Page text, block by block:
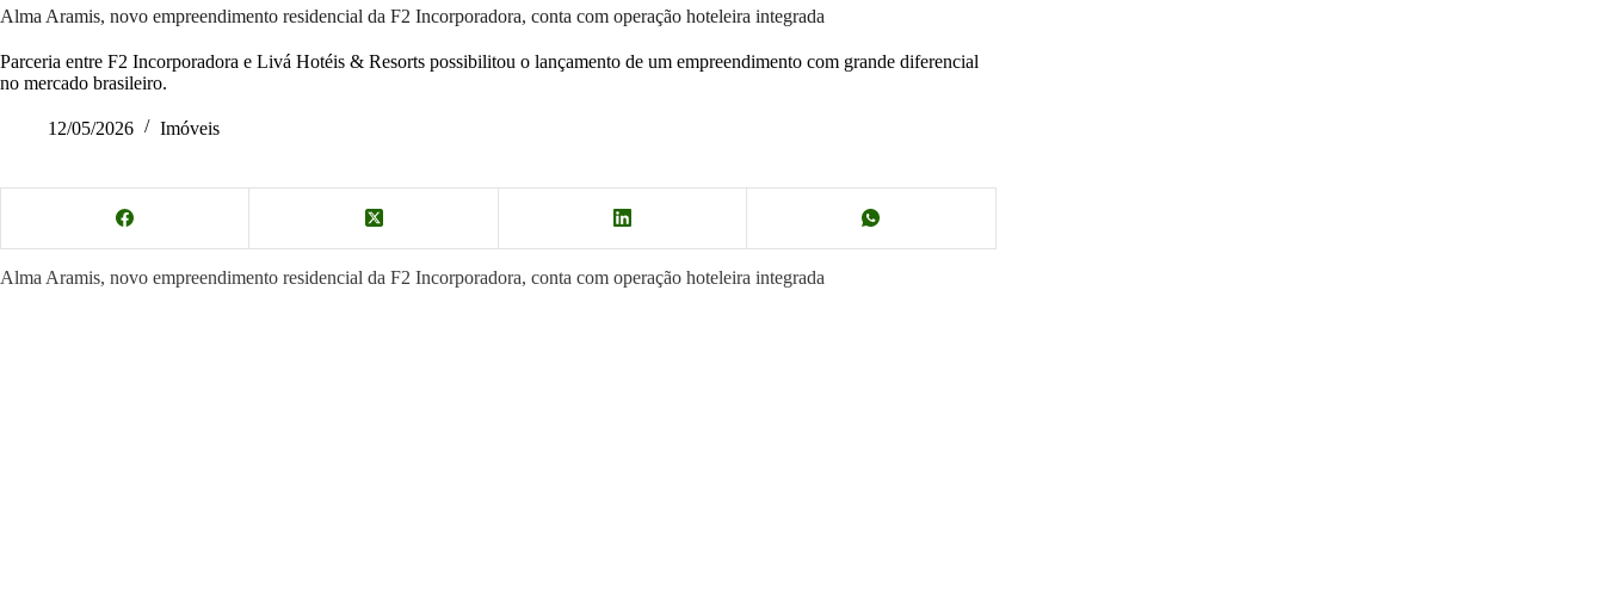
Alma Aramis, novo empreendimento residencial da F2 Incorporadora, conta com operação hoteleira integrada
Parceria entre F2 Incorporadora e Livá Hotéis & Resorts possibilitou o lançamento de um empreendimento com grande diferencial
no mercado brasileiro.
12/05/2026 Imóveis
Alma Aramis, novo empreendimento residencial da F2 Incorporadora, conta com operação hoteleira integrada